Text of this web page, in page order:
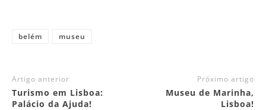
belém museu
Artigo anterior
Turismo em Lisboa:
Palácio da Ajuda!
Próximo artigo
Museu de Marinha,
Lisboa!